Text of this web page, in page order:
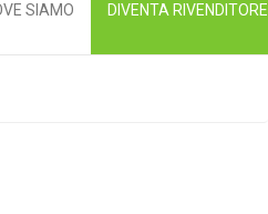
SIAMO DIVENTA RIVENDITORE